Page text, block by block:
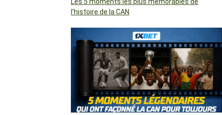
Les 5 moments les plus mémorables de
l’histoire de la CAN